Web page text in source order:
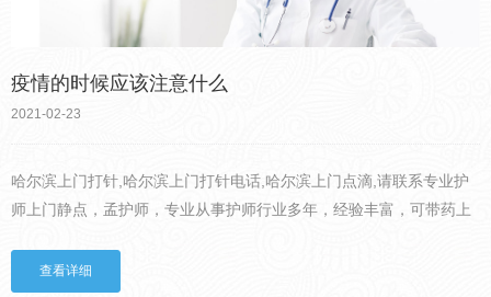
疫情的时候应该注意什么
2021-02-23
哈尔滨上门打针,哈尔滨上门打针电话,哈尔滨上门点滴,请联系专业护
师上门静点，孟护师，专业从事护师行业多年，经验丰富，可带药上
N95口罩等都能够起到隔绝病毒的作用，能起到防止新型冠状...
查看详细